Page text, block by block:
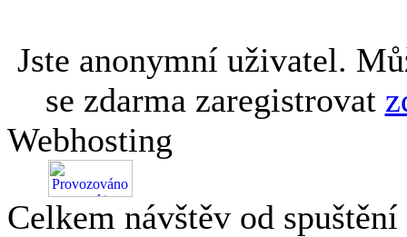
Jste anonymní uživatel.
se zdarma zaregistrovat
Webhosting
Celkem návštěv od spuštění